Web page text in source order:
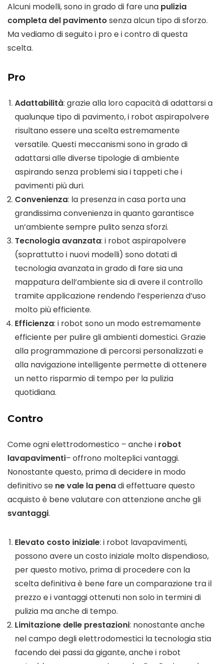
Alcuni modelli, sono in grado di fare una pulizia
completa del pavimento senza alcun tipo di sforzo.
Ma vediamo di seguito i pro e i contro di questa
scelta.
Pro
Adattabilità: grazie alla loro capacità di adattarsi a
qualunque tipo di pavimento, i robot aspirapolvere
risultano essere una scelta estremamente
versatile. Questi meccanismi sono in grado di
adattarsi alle diverse tipologie di ambiente
aspirando senza problemi sia i tappeti che i
pavimenti più duri.
Convenienza: la presenza in casa porta una
grandissima convenienza in quanto garantisce
un’ambiente sempre pulito senza sforzi.
Tecnologia avanzata: i robot aspirapolvere
(soprattutto i nuovi modelli) sono dotati di
tecnologia avanzata in grado di fare sia una
mappatura dell’ambiente sia di avere il controllo
tramite applicazione rendendo l’esperienza d’uso
molto più efficiente.
Efficienza: i robot sono un modo estremamente
efficiente per pulire gli ambienti domestici. Grazie
alla programmazione di percorsi personalizzati e
alla navigazione intelligente permette di ottenere
un netto risparmio di tempo per la pulizia
quotidiana.
Contro
Come ogni elettrodomestico – anche i robot
lavapavimenti– offrono molteplici vantaggi.
Nonostante questo, prima di decidere in modo
definitivo se ne vale la penadi effettuare questo
acquisto è bene valutare con attenzione anche gli
svantaggi.
Elevato costo iniziale: i robot lavapavimenti,
possono avere un costo iniziale molto dispendioso,
per questo motivo, prima di procedere con la
scelta definitiva è bene fare un comparazione tra il
prezzo e i vantaggi ottenuti non solo in termini di
pulizia ma anche di tempo.
Limitazione delle prestazioni: nonostante anche
nel campo degli elettrodomestici la tecnologia stia
facendo dei passi da gigante, anche i robot